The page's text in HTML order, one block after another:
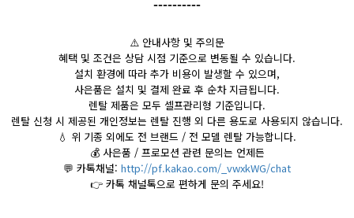
----------
⚠️ 안내사항 및 주의문
혜택 및 조건은 상담 시점 기준으로 변동될 수 있습니다.
설치 환경에 따라 추가 비용이 발생할 수 있으며,
사은품은 설치 및 결제 완료 후 순차 지급됩니다.
렌탈 제품은 모두 셀프관리형 기준입니다.
렌탈 신청 시 제공된 개인정보는 렌탈 진행 외 다른 용도로 사용되지 않습니다.
💧 위 기종 외에도 전 브랜드 / 전 모델 렌탈 가능합니다.
💰사은품 / 프로모션 관련 문의는 언제든
💬 카톡채널: http://pf.kakao.com/_vwxkWG/chat
👉 카톡 채널톡으로 편하게 문의 주세요!